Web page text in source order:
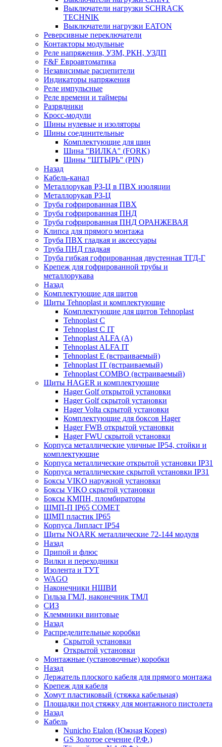
Выключатели нагрузки SCHRACK
TECHNIK
Выключатели нагрузки EATON
Реверсивные переключатели
Контакторы модульные
Реле напряжения, УЗМ, РКН, УЗДП
F&F Евроавтоматика
Независимые расцепители
Индикаторы напряжения
Реле импульсные
Реле времени и таймеры
Разрядники
Кросс-модули
Шины нулевые и изоляторы
Шины соединительные
Комплектующие для шин
Шина "ВИЛКА" (FORK)
Шины "ШТЫРЬ" (PIN)
Назад
Кабель-канал
Металлорукав РЗ-Ц в ПВХ изоляции
Металлорукав РЗ-Ц
Труба гофрированная ПВХ
Труба гофрированная ПНД
Труба гофрированная ПНД ОРАНЖЕВАЯ
Клипса для прямого монтажа
Труба ПВХ гладкая и аксессуары
Труба ПНД гладкая
Труба гибкая гофрированная двустенная ТГД-Г
Крепеж для гофрированной трубы и
металлорукава
Назад
Комплектующие для щитов
Щиты Tehnoplast и комплектующие
Комплектующие для щитов Tehnoplast
Tehnoplast C
Tehnoplast C IT
Tehnoplast ALFA (А)
Tehnoplast ALFA IT
Tehnoplast E (встраиваемый)
Tehnoplast IT (встраиваемый)
Tehnoplast COMBO (встраиваемый)
Щиты HAGER и комплектующие
Hager Golf открытой установки
Hager Golf скрытой установки
Hager Volta скрытой установки
Комплектующие для боксов Hager
Hager FWB открытой установки
Hager FWU скрытой установки
Корпуса металлические уличные IP54, стойки и
комплектующие
Корпуса металлические открытой установки IP31
Корпуса металлические скрытой установки IP31
Боксы VIKO наружной установки
Боксы VIKO скрытой установки
Боксы КМПН, пломбираторы
ЩМП-П IP65 COMET
ЩМП пластик IP65
Корпуса Липласт IP54
Щиты NOARK металлические 72-144 модуля
Назад
Припой и флюс
Вилки и переходники
Изолента и ТУТ
WAGO
Наконечники НШВИ
Гильза ГМЛ, наконечник ТМЛ
СИЗ
Клеммники винтовые
Назад
Распределительные коробки
Скрытой установки
Открытой установки
Монтажные (установочные) коробки
Назад
Держатель плоского кабеля для прямого монтажа
Крепеж для кабеля
Хомут пластиковый (стяжка кабельная)
Площадки под стяжку для монтажного пистолета
Назад
Кабель
Nunicho Etalon (Южная Корея)
GS Золотое сечение (Р.Ф.)